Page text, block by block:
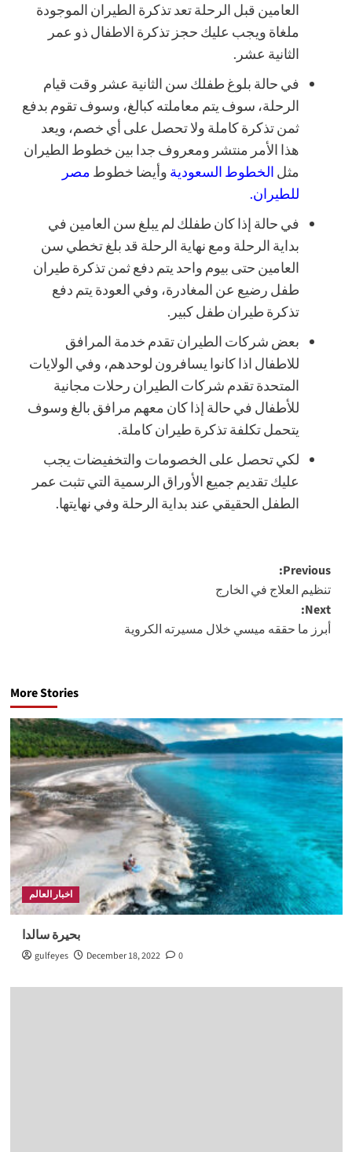
العامين قبل الرحلة تعد تذكرة الطيران الموجودة
ملغاة ويجب عليك حجز تذكرة الاطفال ذو عمر
الثانية عشر.
في حالة بلوغ طفلك سن الثانية عشر وقت قيام
الرحلة، سوف يتم معاملته كبالغ، وسوف تقوم بدفع
ثمن تذكرة كاملة ولا تحصل على أي خصم، ويعد
هذا الأمر منتشر ومعروف جدا بين خطوط الطيران
مثل الخطوط السعودية وأيضا خطوط مصر
للطيران.
في حالة إذا كان طفلك لم يبلغ سن العامين في
بداية الرحلة ومع نهاية الرحلة قد بلغ تخطي سن
العامين حتى بيوم واحد يتم دفع ثمن تذكرة طيران
طفل رضيع عن المغادرة، وفي العودة يتم دفع
تذكرة طيران طفل كبير.
بعض شركات الطيران تقدم خدمة المرافق
للاطفال اذا كانوا يسافرون لوحدهم، وفي الولايات
المتحدة تقدم شركات الطيران رحلات مجانية
للأطفال في حالة إذا كان معهم مرافق بالغ وسوف
يتحمل تكلفة تذكرة طيران كاملة.
لكي تحصل على الخصومات والتخفيضات يجب
عليك تقديم جميع الأوراق الرسمية التي تثبت عمر
الطفل الحقيقي عند بداية الرحلة وفي نهايتها.
Post
navigation
Previous:
تنظيم العلاج في الخارج
Next:
أبرز ما حققه ميسي خلال مسيرته الكروية
More Stories
اخبار العالم
بحيرة سالدا
gulfeyes December 18, 2022 0